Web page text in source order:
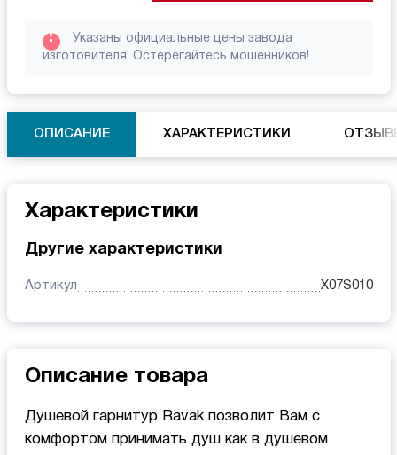
!
Указаны официальные цены завода
изготовителя! Остерегайтесь мошенников!
ОПИСАНИЕ ХАРАКТЕРИСТИКИ
Характеристики
Другие характеристики
Артикул X07S010
Описание товара
Душевой гарнитур Ravak позволит Вам с
комфортом принимать душ как в душевом